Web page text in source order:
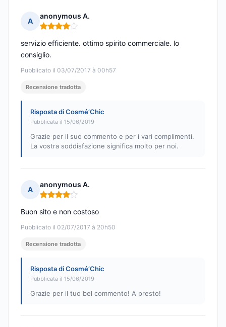
A
anonymous A.
Nota: 4 su 5
Pubblicato il 03/07/2017 à 00h57
servizio efficiente. ottimo spirito commerciale. lo
consiglio.
Recensione tradotta
Risposta di Cosmé’Chic
Pubblicata il 15/06/2019
Grazie per il suo commento e per i vari complimenti.
La vostra soddisfazione significa molto per noi.
A
anonymous A.
Nota: 4 su 5
Pubblicato il 02/07/2017 à 20h50
Buon sito e non costoso
Recensione tradotta
Risposta di Cosmé’Chic
Pubblicata il 15/06/2019
Grazie per il tuo bel commento! A presto!